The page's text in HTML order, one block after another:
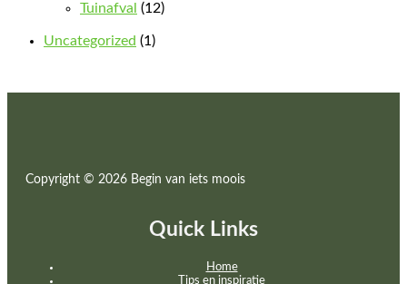
Tuinafval (12)
Uncategorized (1)
Copyright © 2026 Begin van iets moois
Quick Links
Home
Tips en inspiratie